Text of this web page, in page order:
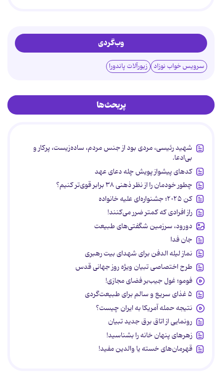
وب‌گردی
سرویس خواب نوزاد زیورآلات پاندورا
پربحث‌ها
شهید رئیسی، مردی بود از جنس مردم، ساده‌زیست، پرکار و
بی‌ادعا.
کدهای پیشواز پویش چله دعای عهد
چطور خودمان را از نظر ذهنی ۳۸ برابر قوی‌تر کنیم؟
کن ۲۰۲۵؛ جشنواره‌ای علیه خانواده
راز افرادی که کمتر ضرر می‌کنند!
دورود، سرزمین شگفتی‌های طبیعت
جان فدا
نماز لیله الدفن برای شهدای بیت رهبری
طرح اختصاصی تبیان ویژه روز جهانی قدس
فومو؛ غول جیب‌بر فضای مجازی!
۵ غذای سریع و سالم برای طبیعت‌گردی
نتیجه حمله آمریکا به ایران چیست؟
رونمایی از اتاق برق جدید تبیان
زهرهای پنهان خانه را بشناسید!
قهرمان‌های خسته یا والدین مفید!